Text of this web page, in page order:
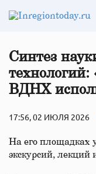
Синтез
технологий:
ВДНХ
17:56, 02 ИЮЛЯ 2026
На его площадках
экскурсий, лекций